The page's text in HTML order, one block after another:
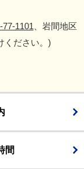
77-1101 、岩間地区
ください。)
間